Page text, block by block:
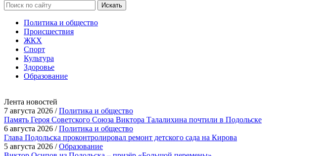
Искать
Политика и общество
Происшествия
ЖКХ
Спорт
Культура
Здоровье
Образование
Лента новостей
7 августа 2026 /Политика и общество
Память Героя Советского Союза Виктора Талалихина почтили в Подольске
6 августа 2026 /Политика и общество
Глава Подольска проконтролировал ремонт детского сада на Кирова
5 августа 2026 /Образование